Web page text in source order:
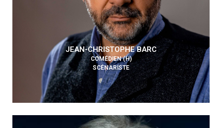
JEAN-CHRISTOPHE BARC
COMÉDIEN (H)
SCÉNARISTE